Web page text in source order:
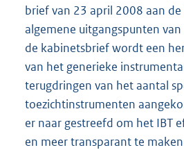
brief van 23 april 2008 aan de
algemene uitgangspunten van
de kabinetsbrief wordt een
van het generieke
terugdringen van het aantal
toezichtinstrumenten
er naar gestreefd om het IBT
en meer transparant te